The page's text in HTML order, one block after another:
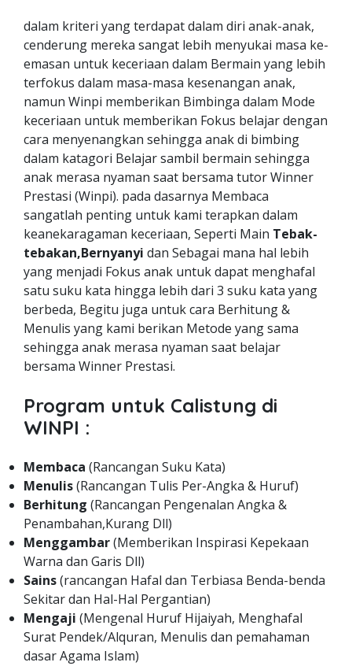
dalam kriteri yang terdapat dalam diri anak-anak,
cenderung mereka sangat lebih menyukai masa ke-
emasan untuk keceriaan dalam Bermain yang lebih
terfokus dalam masa-masa kesenangan anak,
namun Winpi memberikan Bimbinga dalam Mode
keceriaan untuk memberikan Fokus belajar dengan
cara menyenangkan sehingga anak di bimbing
dalam katagori Belajar sambil bermain sehingga
anak merasa nyaman saat bersama tutor Winner
Prestasi (Winpi). pada dasarnya Membaca
sangatlah penting untuk kami terapkan dalam
keanekaragaman keceriaan, Seperti Main Tebak-
tebakan,Bernyanyi dan Sebagai mana hal lebih
yang menjadi Fokus anak untuk dapat menghafal
satu suku kata hingga lebih dari 3 suku kata yang
berbeda, Begitu juga untuk cara Berhitung &
Menulis yang kami berikan Metode yang sama
sehingga anak merasa nyaman saat belajar
bersama Winner Prestasi.
Program untuk Calistung di
WINPI :
Membaca (Rancangan Suku Kata)
Menulis(Rancangan Tulis Per-Angka & Huruf)
Berhitung (Rancangan Pengenalan Angka &
Penambahan,Kurang Dll)
Menggambar(Memberikan Inspirasi Kepekaan
Warna dan Garis Dll)
Sains(rancangan Hafal dan Terbiasa Benda-benda
Sekitar dan Hal-Hal Pergantian)
Mengaji (Mengenal Huruf Hijaiyah, Menghafal
Surat Pendek/Alquran, Menulis dan pemahaman
dasar Agama Islam)